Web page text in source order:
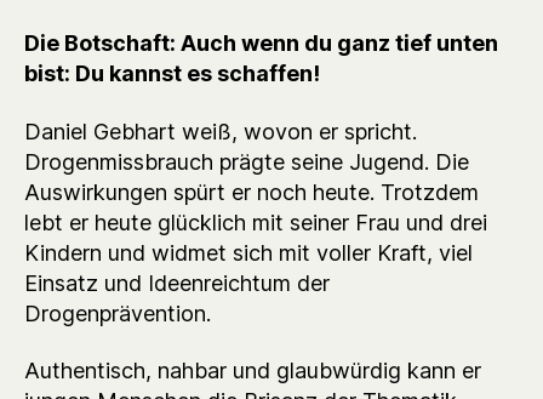
Die Botschaft: Auch wenn du ganz tief unten
bist: Du kannst es schaffen!
Daniel Gebhart weiß, wovon er spricht.
Drogenmissbrauch prägte seine Jugend. Die
Auswirkungen spürt er noch heute. Trotzdem
lebt er heute glücklich mit seiner Frau und drei
Kindern und widmet sich mit voller Kraft, viel
Einsatz und Ideenreichtum der
Drogenprävention.
Authentisch, nahbar und glaubwürdig kann er